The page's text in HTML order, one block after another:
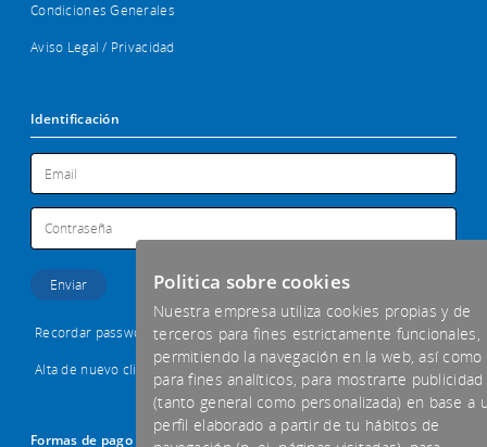
Condiciones Generales
Aviso Legal / Privacidad
Identificación
Recordar password
Alta de nuevo cliente
Formas de pago aceptadas
Politica sobre cookies
Nuestra empresa utiliza cookies propias y de
terceros para fines estrictamente funcionales,
permitiendo la navegación en la web, así como
para fines analíticos, para mostrarte publicidad
(tanto general como personalizada) en base a
perfil elaborado a partir de tu hábitos de